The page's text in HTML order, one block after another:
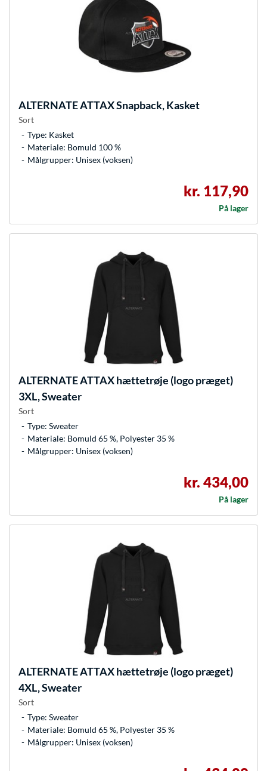
ALTERNATEATTAX Snapback, Kasket
Sort
Type: Kasket
Materiale: Bomuld 100 %
Målgrupper: Unisex (voksen)
kr. 117,90
På lager
ALTERNATEATTAX hættetrøje (logo præget)
3XL, Sweater
Sort
Type: Sweater
Materiale: Bomuld 65 %, Polyester 35 %
Målgrupper: Unisex (voksen)
kr. 434,00
På lager
ALTERNATEATTAX hættetrøje (logo præget)
4XL, Sweater
Sort
Type: Sweater
Materiale: Bomuld 65 %, Polyester 35 %
Målgrupper: Unisex (voksen)